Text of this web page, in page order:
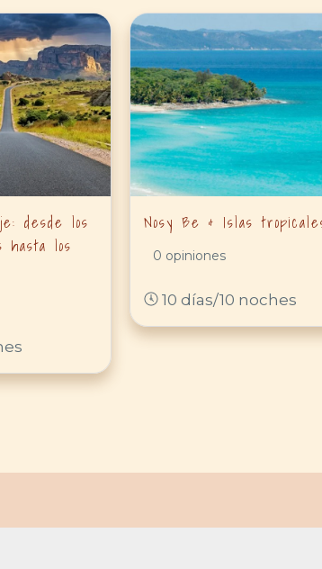
desde los
hasta los
Nosy Be & Islas
0 opiniones
10 días/10 noches